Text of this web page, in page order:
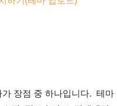
장점 중 하나입니다. 테마